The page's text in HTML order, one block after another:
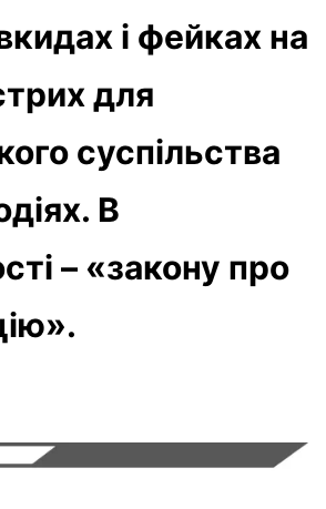
і фейках на
для
суспільства
В
– «закону про